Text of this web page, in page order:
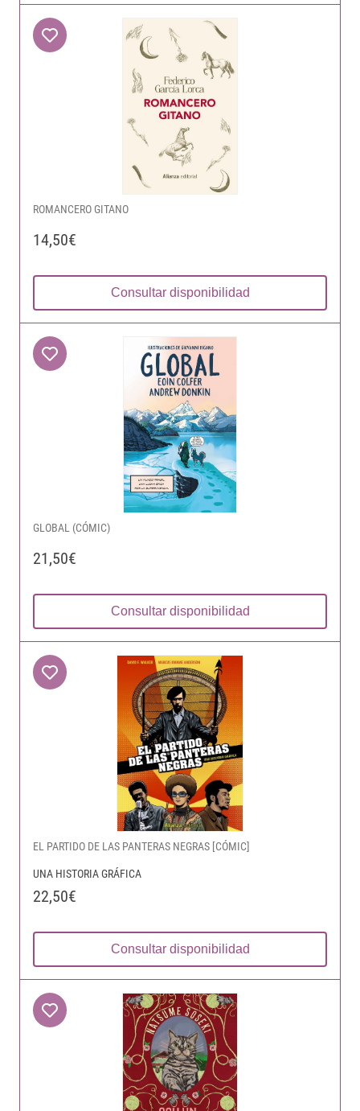
ROMANCERO GITANO
14,50€
Consultar disponibilidad
GLOBAL (CÓMIC)
21,50€
Consultar disponibilidad
EL PARTIDO DE LAS PANTERAS NEGRAS [CÓMIC]
UNA HISTORIA GRÁFICA
22,50€
Consultar disponibilidad